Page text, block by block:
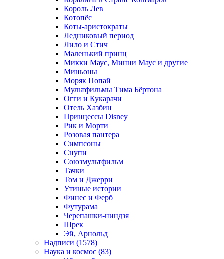
Король Лев
Котопёс
Коты-аристократы
Ледниковый период
Лило и Стич
Маленький принц
Микки Маус, Минни Маус и другие
Миньоны
Моряк Попай
Мультфильмы Тима Бёртона
Огги и Кукарачи
Отель Хазбин
Принцессы Disney
Рик и Морти
Розовая пантера
Симпсоны
Снупи
Союзмультфильм
Тачки
Том и Джерри
Утиные истории
Финес и Ферб
Футурама
Черепашки-ниндзя
Шрек
Эй, Арнольд
Надписи (1578)
Наука и космос (83)